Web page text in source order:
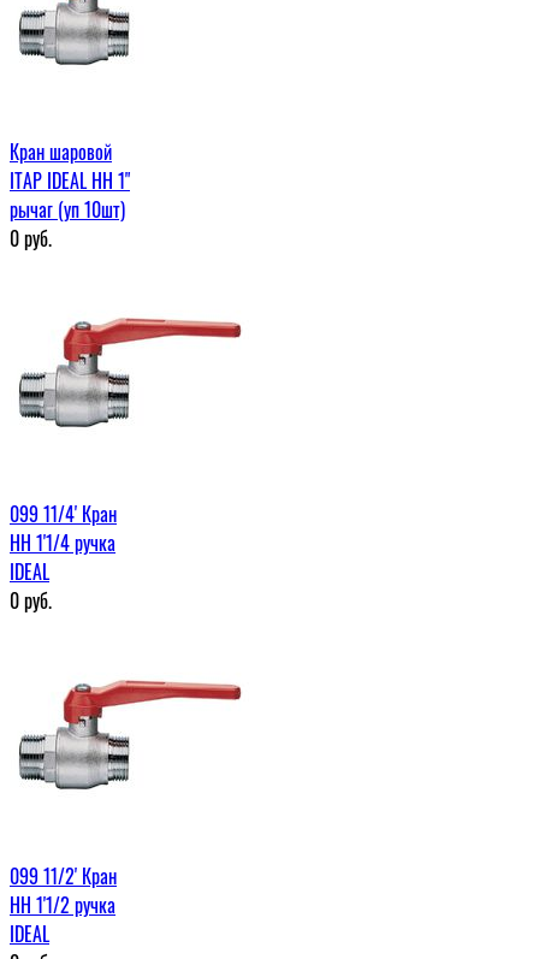
Кран шаровой
ITAP IDEAL НН 1"
рычаг (уп 10шт)
0руб.
099 11/4' Кран
НН 1'1/4 ручка
IDEAL
0руб.
099 11/2' Кран
НН 1'1/2 ручка
IDEAL